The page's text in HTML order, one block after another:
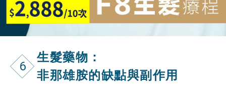
6
生髮藥物：
非那雄胺的缺點與副作用